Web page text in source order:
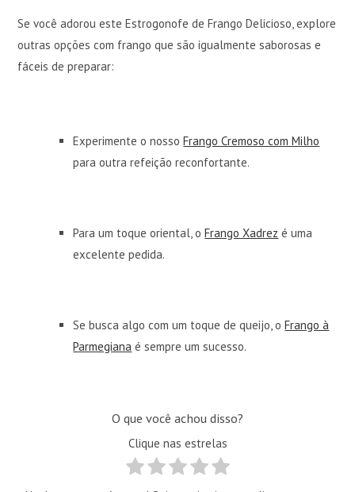
Se você adorou este Estrogonofe de Frango Delicioso, explore
outras opções com frango que são igualmente saborosas e
fáceis de preparar:
Experimente o nossoFrango Cremoso com Milho
para outra refeição reconfortante.
Para um toque oriental, oFrango Xadrez é uma
excelente pedida.
Se busca algo com um toque de queijo, oFrango à
Parmegiana é sempre um sucesso.
O que você achou disso?
Clique nas estrelas